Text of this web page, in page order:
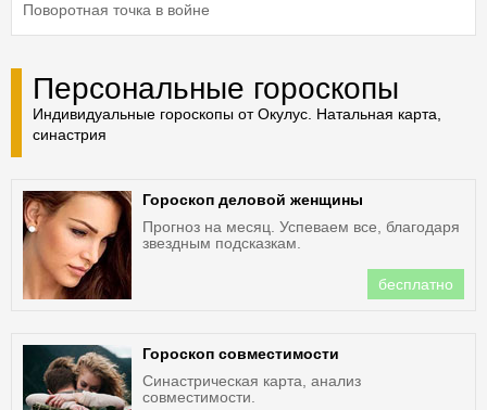
Поворотная точка в войне
Персональные гороскопы
Индивидуальные гороскопы от Окулус. Натальная карта,
синастрия
Гороскоп деловой женщины
Прогноз на месяц. Успеваем все, благодаря
звездным подсказкам.
бесплатно
Гороскоп совместимости
Синастрическая карта, анализ
совместимости.